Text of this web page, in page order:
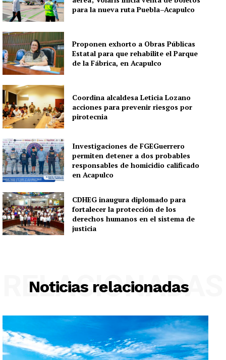
para la nueva ruta Puebla–Acapulco
Proponen exhorto a Obras Públicas
Estatal para que rehabilite el Parque
de la Fábrica, en Acapulco
Coordina alcaldesa Leticia Lozano
acciones para prevenir riesgos por
pirotecnia
Investigaciones de FGEGuerrero
permiten detener a dos probables
responsables de homicidio calificado
en Acapulco
CDHEG inaugura diplomado para
fortalecer la protección de los
derechos humanos en el sistema de
justicia
Noticias relacionadas
RELACIONADAS